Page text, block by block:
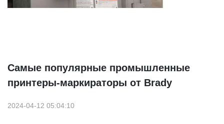
Самые популярные промышленные
принтеры-маркираторы от Brady
2024-04-12 05:04:10